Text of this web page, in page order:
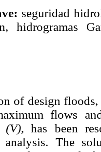
seguridad
hidrogramas
of design
flows
(V),has been
analysis. The